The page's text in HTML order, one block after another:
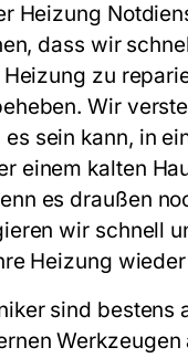
Heizung
dass wir
zu
Wir
sein kann, in
einem kalten
es draußen
wir schnell
Heizung
sind bestens
Werkzeugen